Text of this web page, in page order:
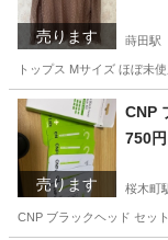
売ります 蒔田駅
トップス Mサイズ ほぼ未
神奈川 横浜市
売ります
CNP
750円
桜木町
CNP ブラックヘッド セッ